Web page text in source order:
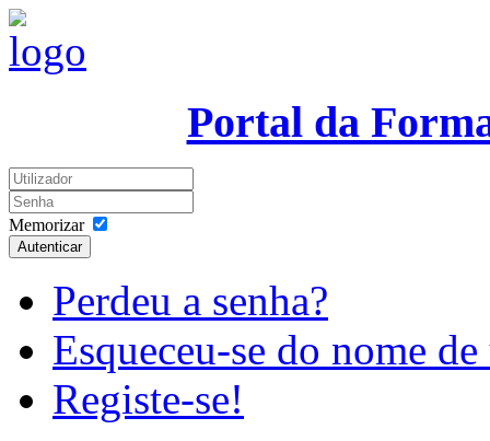
Portal da
Memorizar
Autenticar
Perdeu a senha?
Esqueceu-se do nome
Registe-se!